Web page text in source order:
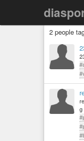
2 people
g